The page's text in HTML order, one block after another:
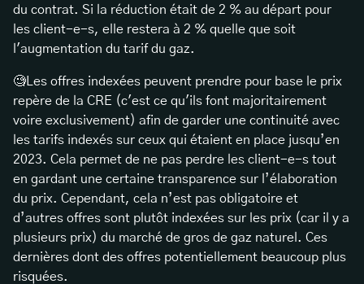
du contrat. Si la réduction était de 2 % au départ pour
les client-e-s, elle restera à 2 % quelle que soit
l'augmentation du tarif du gaz.
🧐Les offres indexées peuvent prendre pour base le prix
repère de la CRE (c'est ce qu'ils font majoritairement
voire exclusivement) afin de garder une continuité avec
les tarifs indexés sur ceux qui étaient en place jusqu’en
2023. Cela permet de ne pas perdre les client-e-s tout
en gardant une certaine transparence sur l’élaboration
du prix. Cependant, cela n’est pas obligatoire et
d’autres offres sont plutôt indexées sur les prix (car il y a
plusieurs prix) du marché de gros de gaz naturel. Ces
dernières dont des offres potentiellement beaucoup plus
risquées.